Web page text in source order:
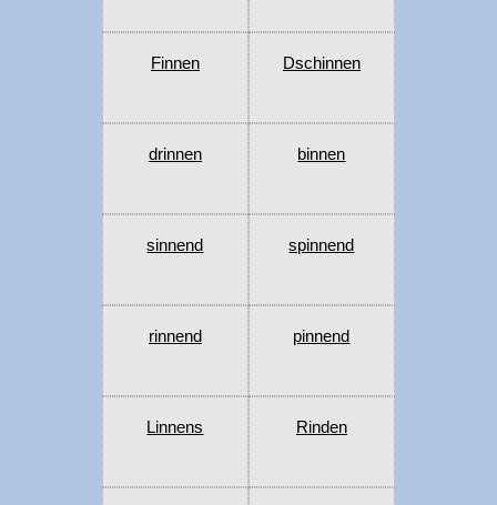
Finnen Dschinnen
drinnen binnen
sinnend spinnend
rinnend pinnend
Linnens Rinden